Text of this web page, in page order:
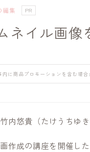
編集 PR
ネイル画像
内に商品プロモーションを含む場合
内悠貴（たけうちゆき
作成の講座を開催し